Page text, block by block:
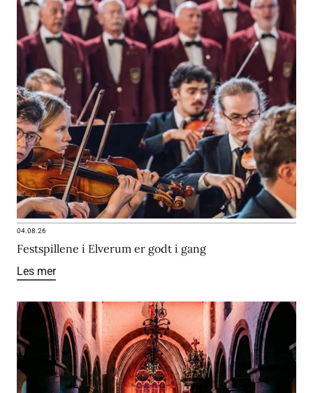
04.08.26
Festspillene i Elverum er godt i gang
Les mer